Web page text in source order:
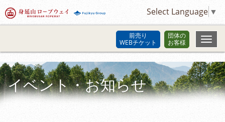
Select Language ▼
前売り
WEBチケット
団体の
お客様
イベント・お知らせ